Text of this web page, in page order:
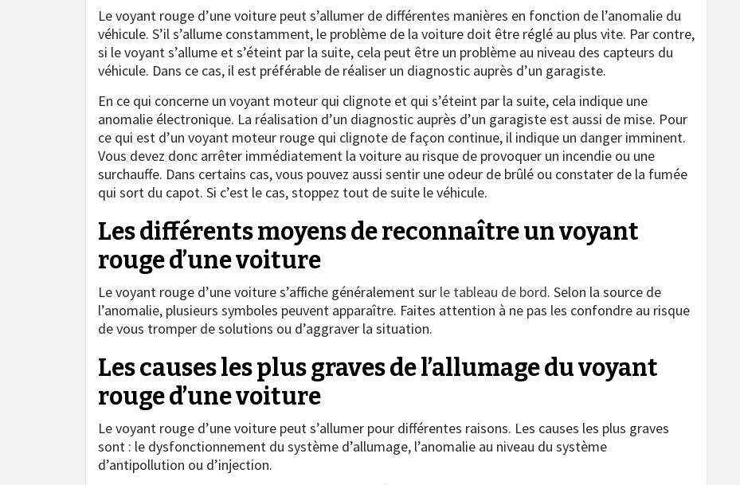
Le voyant rouge d’une voiture peut s’allumer de différentes manières en fonction de l’anomalie du
véhicule. S’il s’allume constamment, le problème de la voiture doit être réglé au plus vite. Par contre,
si le voyant s’allume et s’éteint par la suite, cela peut être un problème au niveau des capteurs du
véhicule. Dans ce cas, il est préférable de réaliser un diagnostic auprès d’un garagiste.
En ce qui concerne un voyant moteur qui clignote et qui s’éteint par la suite, cela indique une
anomalie électronique. La réalisation d’un diagnostic auprès d’un garagiste est aussi de mise. Pour
ce qui est d’un voyant moteur rouge qui clignote de façon continue, il indique un danger imminent.
Vous devez donc arrêter immédiatement la voiture au risque de provoquer un incendie ou une
surchauffe. Dans certains cas, vous pouvez aussi sentir une odeur de brûlé ou constater de la fumée
qui sort du capot. Si c’est le cas, stoppez tout de suite le véhicule.
Les différents moyens de reconnaître un voyant
rouge d’une voiture
Le voyant rouge d’une voiture s’affiche généralement sur le tableau de bord. Selon la source de
l’anomalie, plusieurs symboles peuvent apparaître. Faites attention à ne pas les confondre au risque
de vous tromper de solutions ou d’aggraver la situation.
Les causes les plus graves de l’allumage du voyant
rouge d’une voiture
Le voyant rouge d’une voiture peut s’allumer pour différentes raisons. Les causes les plus graves
sont : le dysfonctionnement du système d’allumage, l’anomalie au niveau du système
d’antipollution ou d’injection.